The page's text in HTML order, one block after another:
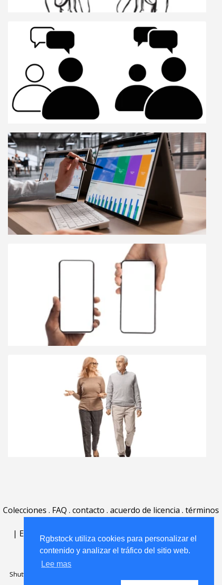
Rgbstock utiliza cookies para personalizar el
contenido y analizar el tráfico del sitio web.
Lee mas
Colecciones . FAQ . contacto . acuerdo de licencia . términos
| English | Deutsch| Español Português
Nederlands|
Shutterstock official partner of Rgbstock
Rgbstock